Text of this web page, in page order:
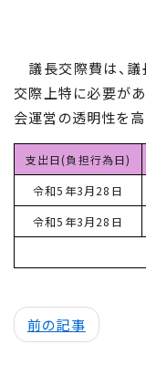
議長交際費は、議
交際上特に必要が
会運営の透明性を高
支出日(負担行為日)
令和5年3月28日
令和5年3月28日
前の記事